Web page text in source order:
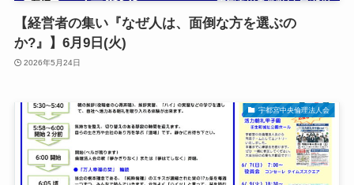
【経営者の集い『なぜ人は、面倒な方を選ぶの
か?』】6月9日(火)
2026年5月24日
宇都宮中央倫理法人会